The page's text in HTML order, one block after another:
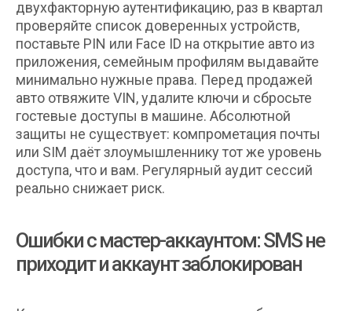
двухфакторную аутентификацию, раз в квартал
проверяйте список доверенных устройств,
поставьте PIN или Face ID на открытие авто из
приложения, семейным профилям выдавайте
минимально нужные права. Перед продажей
авто отвяжите VIN, удалите ключи и сбросьте
гостевые доступы в машине. Абсолютной
защиты не существует: компрометация почты
или SIM даёт злоумышленнику тот же уровень
доступа, что и вам. Регулярный аудит сессий
реально снижает риск.
Ошибки с мастер-аккаунтом: SMS не
приходит и аккаунт заблокирован